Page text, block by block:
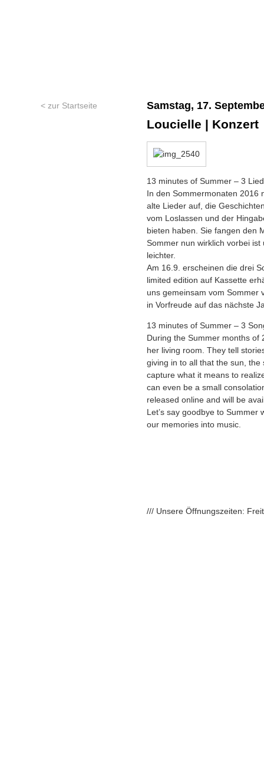
< zur Startseite Samstag, 17.
Loucielle | Konzert
13 minutes of Summer – 3
In den Sommermonaten 2016
alte Lieder auf, die
vom Loslassen und der
bieten haben. Sie fangen den
Sommer nun wirklich vorbei
leichter.
Am 16.9. erscheinen die drei
limited edition auf Kassette
uns gemeinsam vom Sommer
in Vorfreude auf das nächste
13 minutes of Summer – 3
During the Summer months of
her living room. They tell
giving in to all that the sun,
capture what it means to
can even be a small
released online and will be
Let’s say goodbye to
our memories into music.
/// Unsere Öffnungszeiten: